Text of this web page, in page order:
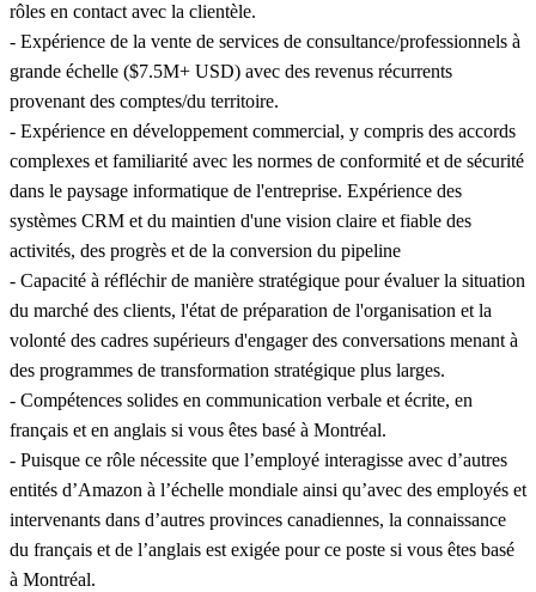
rôles en contact avec la clientèle.
- Expérience de la vente de services de consultance/professionnels à
grande échelle ($7.5M+ USD) avec des revenus récurrents
provenant des comptes/du territoire.
- Expérience en développement commercial, y compris des accords
complexes et familiarité avec les normes de conformité et de sécurité
dans le paysage informatique de l'entreprise. Expérience des
systèmes CRM et du maintien d'une vision claire et fiable des
activités, des progrès et de la conversion du pipeline
- Capacité à réfléchir de manière stratégique pour évaluer la situation
du marché des clients, l'état de préparation de l'organisation et la
volonté des cadres supérieurs d'engager des conversations menant à
des programmes de transformation stratégique plus larges.
- Compétences solides en communication verbale et écrite, en
français et en anglais si vous êtes basé à Montréal.
- Puisque ce rôle nécessite que l’employé interagisse avec d’autres
entités d’Amazon à l’échelle mondiale ainsi qu’avec des employés et
intervenants dans d’autres provinces canadiennes, la connaissance
du français et de l’anglais est exigée pour ce poste si vous êtes basé
à Montréal.